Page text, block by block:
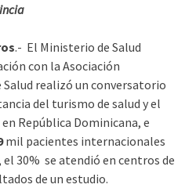
.- El Ministerio de Salud
con la Asociación
Salud realizó un conversatorio
del turismo de salud y el
República Dominicana, e
mil pacientes internacionales
el 30% se atendió en centros de
de un estudio.